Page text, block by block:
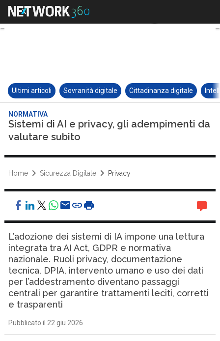
Ultimi articoli Sovranità digitale Cittadinanza digitale
NORMATIVA
Sistemi di AI e privacy, gli adempimenti da
valutare subito
Home Sicurezza Digitale Privacy
L’adozione dei sistemi di IA impone una lettura
integrata tra AI Act, GDPR e normativa
nazionale. Ruoli privacy, documentazione
tecnica, DPIA, intervento umano e uso dei dati
per l’addestramento diventano passaggi
centrali per garantire trattamenti leciti, corretti
e trasparenti
Pubblicato il 22 giu 2026